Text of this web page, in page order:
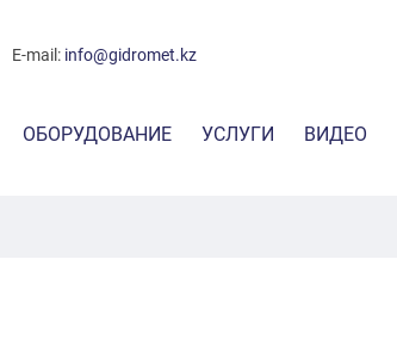
E-mail: info@gidromet.kz
ОБОРУДОВАНИЕ УСЛУГИ ВИДЕО